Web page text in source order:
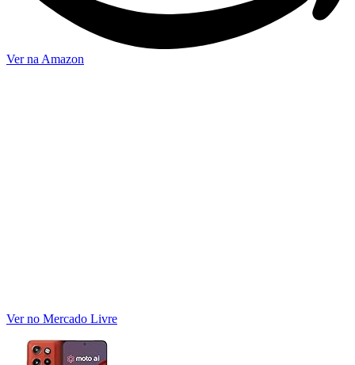
Ver na Amazon
Ver no Mercado Livre